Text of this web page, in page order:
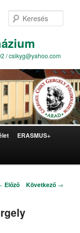
/ csikyg@yahoo.com
ERASMUS+
Bejegyzés navigáció
Előző Következő →